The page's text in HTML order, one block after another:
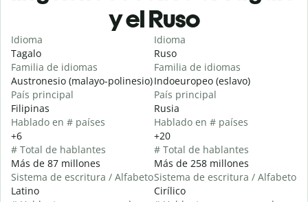
y el Ruso
Idioma
Tagalo
Familia de idiomas
Austronesio (malayo-polinesio)
País principal
Filipinas
Hablado en # países
+6
# Total de hablantes
Más de 87 millones
Sistema de escritura / Alfabeto
Latino
Idioma
Ruso
Familia de idiomas
Indoeuropeo (eslavo)
País principal
Rusia
Hablado en # países
+20
# Total de hablantes
Más de 258 millones
Sistema de escritura / Alfabeto
Cirílico